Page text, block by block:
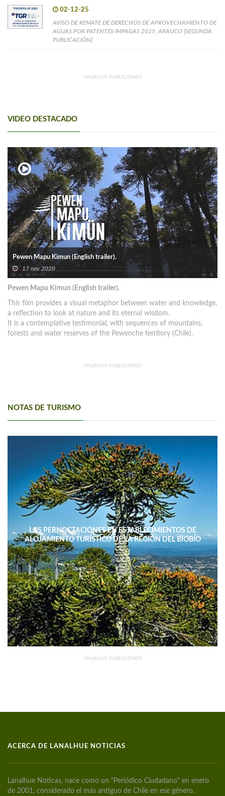
02-12-25
AVISO DE REMATE DE DERECHOS DE APROVECHAMIENTO DE
AGUAS POR PATENTES IMPAGAS 2025, ARAUCO [SEGUNDA
PUBLICACIÓN]
ANUNCIO PUBLICITARIO
VIDEO DESTACADO
Pewen Mapu Kimun (English trailer).
17 nov 2020
Pewen Mapu Kimun (English trailer).
This film provides a visual metaphor between water and knowledge,
a reflection to look at nature and its eternal wisdom.
It is a contemplative testimonial, with sequences of mountains,
forests and water reserves of the Pewenche territory (Chile).
ANUNCIO PUBLICITARIO
NOTAS DE TURISMO
LAS PERNOCTACIONES EN ESTABLECIMIENTOS DE
ALOJAMIENTO TURÍSTICO DE LA REGIÓN DEL BIOBÍO
DISMINUYERON 15,4% INTERANUAL
ANUNCIO PUBLICITARIO
ACERCA DE LANALHUE NOTICIAS
Lanalhue Noticas, nace como un "Periódico Ciudadano" en enero
de 2001, considerado el más antiguo de Chile en ese género.